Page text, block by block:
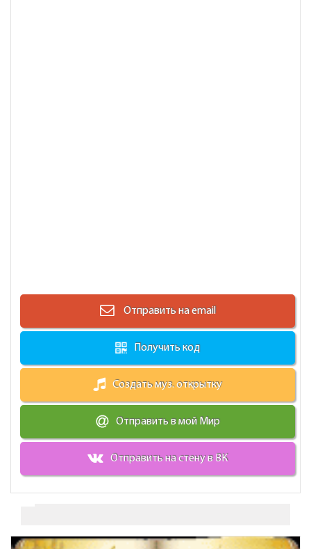
Отправить на email
Получить код
Создать муз. открытку
Отправить в мой Мир
Отправить на стену в ВК